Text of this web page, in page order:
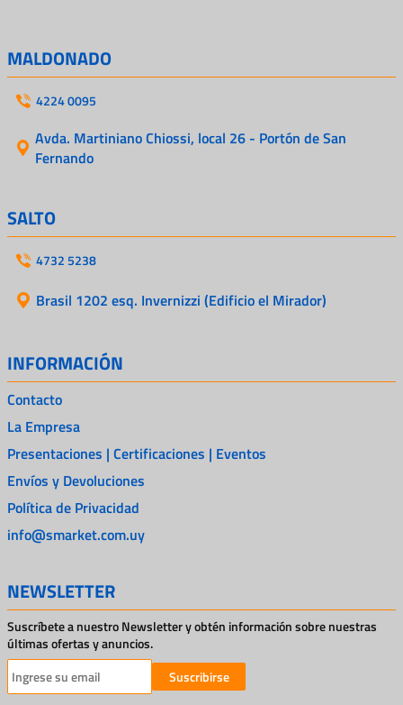
MALDONADO
4224 0095
Avda. Martiniano Chiossi, local 26 - Portón de San
Fernando
SALTO
4732 5238
Brasil 1202 esq. Invernizzi (Edificio el Mirador)
INFORMACIÓN
Contacto
La Empresa
Presentaciones | Certificaciones | Eventos
Envíos y Devoluciones
Política de Privacidad
info@smarket.com.uy
NEWSLETTER
Suscríbete a nuestro Newsletter y obtén información sobre nuestras
últimas ofertas y anuncios.
Suscribirse